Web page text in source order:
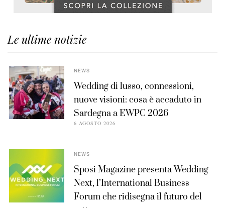
Le ultime notizie
NEWS
Wedding di lusso, connessioni,
nuove visioni: cosa è accaduto in
Sardegna a EWPC 2026
6 AGOSTO 2026
NEWS
Sposi Magazine presenta Wedding
Next, l’International Business
Forum che ridisegna il futuro del